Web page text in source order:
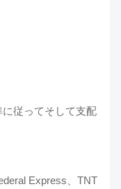
従ってそして支配
Express、TNT